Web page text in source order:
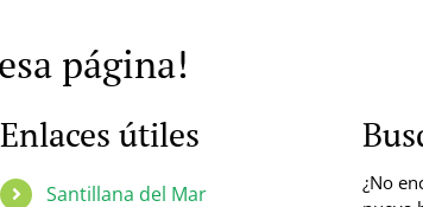
página!
Enlaces útiles
Santillana del Mar
¿No